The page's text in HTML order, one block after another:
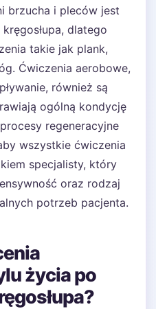
brzucha i pleców jest
dlatego
takie jak plank,
Ćwiczenia aerobowe,
również są
ogólną kondycję
regeneracyjne
wszystkie ćwiczenia
specjalisty, który
oraz rodzaj
potrzeb pacjenta.
życia po